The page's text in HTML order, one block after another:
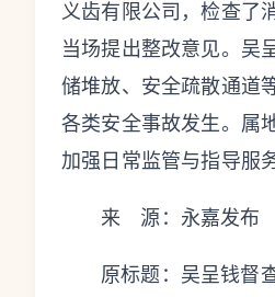
义齿有限公司，检查了
当场提出整改意见。吴
储堆放、安全疏散通道
各类安全事故发生。属
加强日常监管与指导服
来 源：永嘉发布
原标题： 吴呈钱督